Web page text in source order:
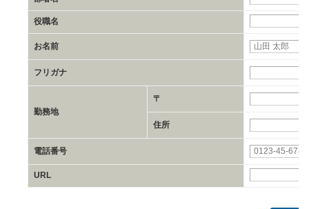
役職名
お名前
フリガナ
勤務地
〒
住所
電話番号
URL